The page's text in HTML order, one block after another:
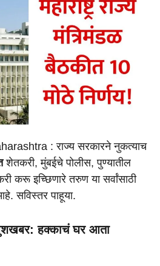
: राज्य सरकारने नुकत्याच
शेतकरी, मुंबईचे पोलीस, पुण्यातील
करू इच्छिणारे तरुण या सर्वांसाठी
सविस्तर पाहूया.
हक्काचं घर आता